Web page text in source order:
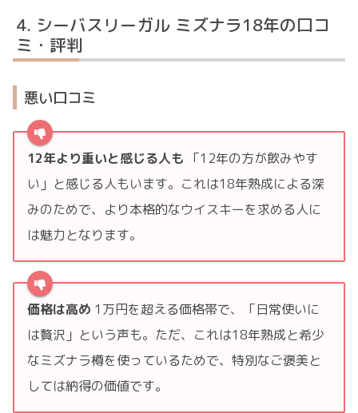
シーバスリーガル ミズナラ18年の口コ
ミ・評判
悪い口コミ
12年より重いと感じる人も 「12年の方が飲みやす
い」と感じる人もいます。これは18年熟成による深
みのためで、より本格的なウイスキーを求める人に
は魅力となります。
価格は高め 1万円を超える価格帯で、「日常使いに
は贅沢」という声も。ただ、これは18年熟成と希少
なミズナラ樽を使っているためで、特別なご褒美と
しては納得の価値です。